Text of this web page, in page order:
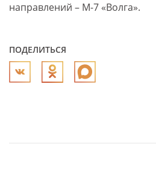
направлений – М-7 «Волга».
ПОДЕЛИТЬСЯ